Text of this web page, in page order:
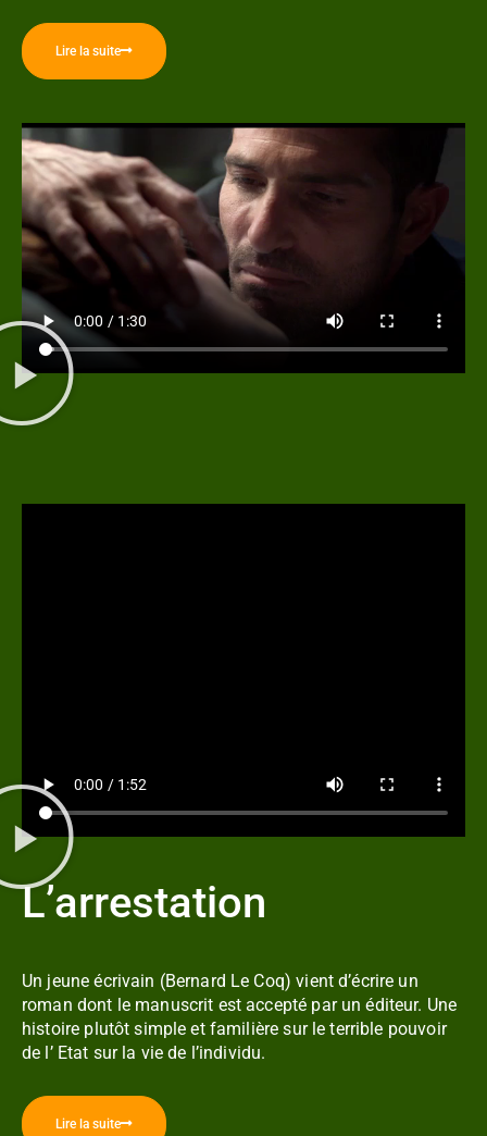
Lire la suite
L’arrestation
Un jeune écrivain (Bernard Le Coq) vient d’écrire un
roman dont le manuscrit est accepté par un éditeur. Une
histoire plutôt simple et familière sur le terrible pouvoir
de l’ Etat sur la vie de l’individu.
Lire la suite